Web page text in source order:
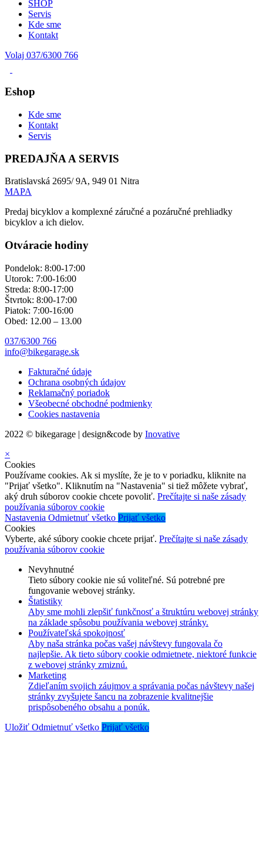
SHOP
Servis
Kde sme
Kontakt
Volaj 037/6300 766
Eshop
Kde sme
Kontakt
Servis
PREDAJŇA A SERVIS
Bratislavská 2695/ 9A, 949 01 Nitra
MAPA
Predaj bicyklov a komplexné záručné a pozáručné prehliadky
bicyklov a ich dielov.
Otváracie hodiny
Pondelok: 8:00-17:00
Utorok: 7:00-16:00
Streda: 8:00-17:00
Štvrtok: 8:00-17:00
Piatok: 7:00-16:00
Obed: 12.00 – 13.00
037/6300 766
info@bikegarage.sk
Fakturačné údaje
Ochrana osobných údajov
Reklamačný poriadok
Všeobecné obchodné podmienky
Cookies nastavenia
2022 © bikegarage | design&code by Inovative
×
Cookies
Používame cookies. Ak si myslíte, že je to v poriadku, kliknite na
"Prijať všetko". Kliknutím na "Nastavenia" si tiež môžete vybrať,
aký druh súborov cookie chcete povoliť. Prečítajte si naše zásady
používania súborov cookie
Nastavenia Odmietnuť všetko Prijať všetko
Cookies
Vyberte, aké súbory cookie chcete prijať. Prečítajte si naše zásady
používania súborov cookie
Nevyhnutné
Tieto súbory cookie nie sú voliteľné. Sú potrebné pre
fungovanie webovej stránky.
Štatistiky
Aby sme mohli zlepšiť funkčnosť a štruktúru webovej stránky
na základe spôsobu používania webovej stránky.
Používateľská spokojnosť
Aby naša stránka počas vašej návštevy fungovala čo
najlepšie. Ak tieto súbory cookie odmietnete, niektoré funkcie
z webovej stránky zmiznú.
Marketing
Zdieľaním svojich záujmov a správania počas návštevy našej
stránky zvyšujete šancu na zobrazenie kvalitnejšie
prispôsobeného obsahu a ponúk.
Uložiť Odmietnuť všetko Prijať všetko